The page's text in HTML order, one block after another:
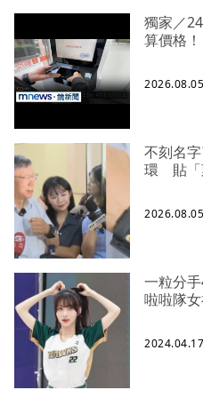
獨家／
算價格
不刻名
環 貼「
一粒分
啦啦隊